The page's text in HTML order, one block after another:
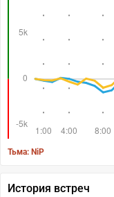
Тьма: NiP
История встреч